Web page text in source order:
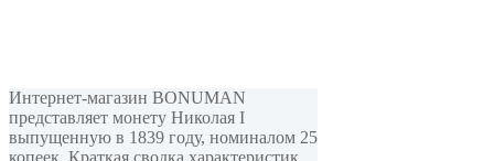
Интернет-магазин BONUMAN
представляет монету Николая I
выпущенную в 1839 году, номиналом 25
копеек. Краткая сводка характеристик